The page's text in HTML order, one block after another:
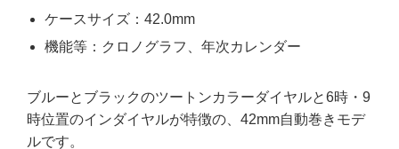
ケースサイズ：42.0mm
機能等：クロノグラフ、年次カレンダー
ブルーとブラックのツートンカラーダイヤルと6時・9
時位置のインダイヤルが特徴の、42mm自動巻きモデ
ルです。